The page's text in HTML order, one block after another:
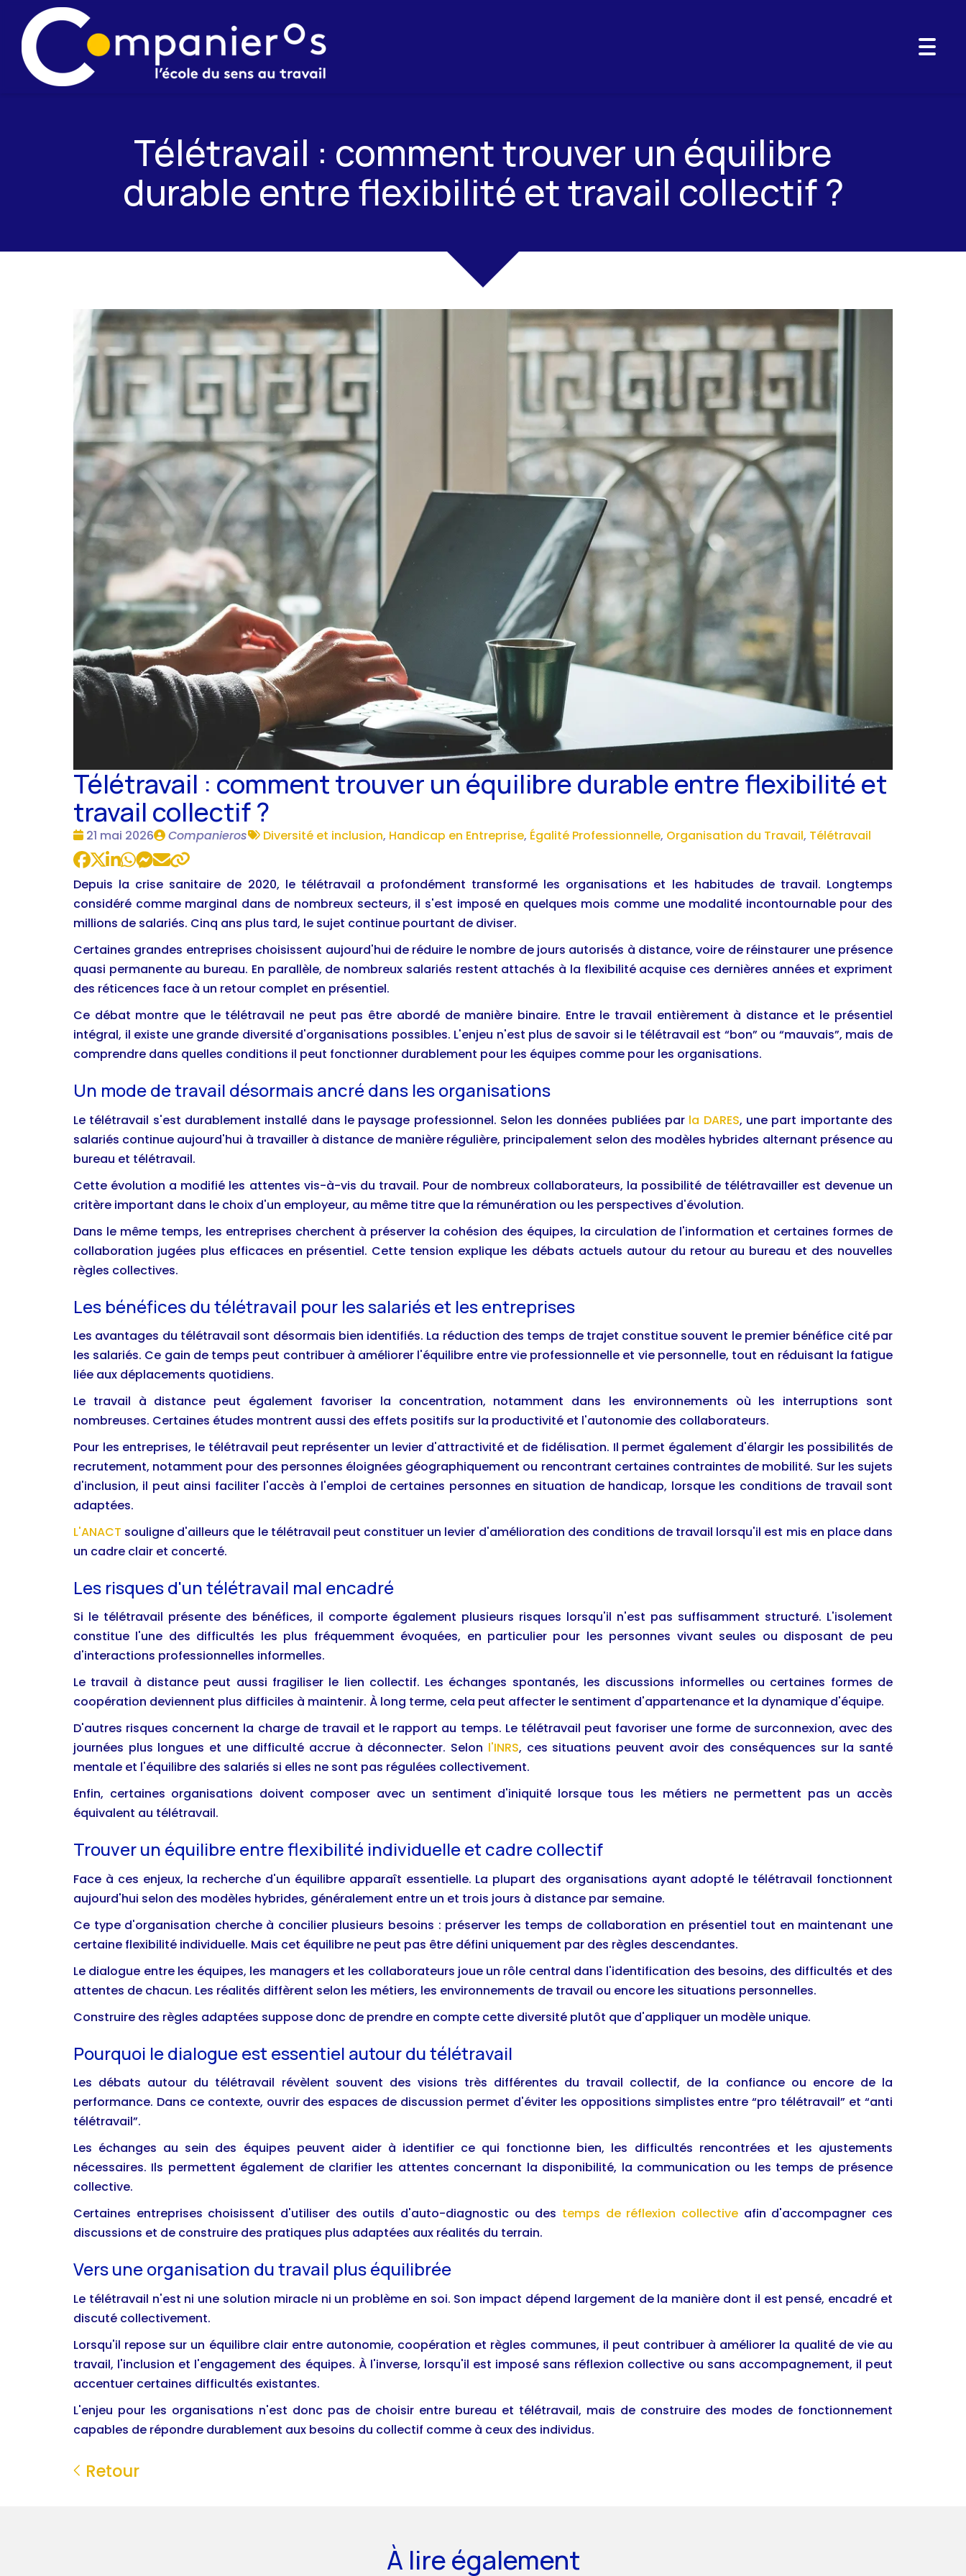
Télétravail : comment trouver un équilibre
durable entre flexibilité et travail collectif ?
Télétravail : comment trouver un équilibre durable entre flexibilité et
travail collectif ?
Date
:
21 mai 2026
Publié
par
Companieros
Tags
Diversité et inclusion, Handicap en Entreprise, Égalité Professionnelle, Organisation du Travail, Télétravail
Depuis la crise sanitaire de 2020, le télétravail a profondément transformé les organisations et les habitudes de travail. Longtemps
considéré comme marginal dans de nombreux secteurs, il s'est imposé en quelques mois comme une modalité incontournable pour des
millions de salariés. Cinq ans plus tard, le sujet continue pourtant de diviser.
Certaines grandes entreprises choisissent aujourd'hui de réduire le nombre de jours autorisés à distance, voire de réinstaurer une présence
quasi permanente au bureau. En parallèle, de nombreux salariés restent attachés à la flexibilité acquise ces dernières années et expriment
des réticences face à un retour complet en présentiel.
Ce débat montre que le télétravail ne peut pas être abordé de manière binaire. Entre le travail entièrement à distance et le présentiel
intégral, il existe une grande diversité d'organisations possibles. L'enjeu n'est plus de savoir si le télétravail est “bon” ou “mauvais”, mais de
comprendre dans quelles conditions il peut fonctionner durablement pour les équipes comme pour les organisations.
Un mode de travail désormais ancré dans les organisations
Le télétravail s'est durablement installé dans le paysage professionnel. Selon les données publiées par la DARES, une part importante des
salariés continue aujourd'hui à travailler à distance de manière régulière, principalement selon des modèles hybrides alternant présence au
bureau et télétravail.
Cette évolution a modifié les attentes vis-à-vis du travail. Pour de nombreux collaborateurs, la possibilité de télétravailler est devenue un
critère important dans le choix d'un employeur, au même titre que la rémunération ou les perspectives d'évolution.
Dans le même temps, les entreprises cherchent à préserver la cohésion des équipes, la circulation de l'information et certaines formes de
collaboration jugées plus efficaces en présentiel. Cette tension explique les débats actuels autour du retour au bureau et des nouvelles
règles collectives.
Les bénéfices du télétravail pour les salariés et les entreprises
Les avantages du télétravail sont désormais bien identifiés. La réduction des temps de trajet constitue souvent le premier bénéfice cité par
les salariés. Ce gain de temps peut contribuer à améliorer l'équilibre entre vie professionnelle et vie personnelle, tout en réduisant la fatigue
liée aux déplacements quotidiens.
Le travail à distance peut également favoriser la concentration, notamment dans les environnements où les interruptions sont
nombreuses. Certaines études montrent aussi des effets positifs sur la productivité et l'autonomie des collaborateurs.
Pour les entreprises, le télétravail peut représenter un levier d'attractivité et de fidélisation. Il permet également d'élargir les possibilités de
recrutement, notamment pour des personnes éloignées géographiquement ou rencontrant certaines contraintes de mobilité. Sur les sujets
d'inclusion, il peut ainsi faciliter l'accès à l'emploi de certaines personnes en situation de handicap, lorsque les conditions de travail sont
adaptées.
L'ANACT souligne d'ailleurs que le télétravail peut constituer un levier d'amélioration des conditions de travail lorsqu'il est mis en place dans
un cadre clair et concerté.
Les risques d'un télétravail mal encadré
Si le télétravail présente des bénéfices, il comporte également plusieurs risques lorsqu'il n'est pas suffisamment structuré. L'isolement
constitue l'une des difficultés les plus fréquemment évoquées, en particulier pour les personnes vivant seules ou disposant de peu
d'interactions professionnelles informelles.
Le travail à distance peut aussi fragiliser le lien collectif. Les échanges spontanés, les discussions informelles ou certaines formes de
coopération deviennent plus difficiles à maintenir. À long terme, cela peut affecter le sentiment d'appartenance et la dynamique d'équipe.
D'autres risques concernent la charge de travail et le rapport au temps. Le télétravail peut favoriser une forme de surconnexion, avec des
journées plus longues et une difficulté accrue à déconnecter. Selon l'INRS, ces situations peuvent avoir des conséquences sur la santé
mentale et l'équilibre des salariés si elles ne sont pas régulées collectivement.
Enfin, certaines organisations doivent composer avec un sentiment d'iniquité lorsque tous les métiers ne permettent pas un accès
équivalent au télétravail.
Trouver un équilibre entre flexibilité individuelle et cadre collectif
Face à ces enjeux, la recherche d'un équilibre apparaît essentielle. La plupart des organisations ayant adopté le télétravail fonctionnent
aujourd'hui selon des modèles hybrides, généralement entre un et trois jours à distance par semaine.
Ce type d'organisation cherche à concilier plusieurs besoins : préserver les temps de collaboration en présentiel tout en maintenant une
certaine flexibilité individuelle. Mais cet équilibre ne peut pas être défini uniquement par des règles descendantes.
Le dialogue entre les équipes, les managers et les collaborateurs joue un rôle central dans l'identification des besoins, des difficultés et des
attentes de chacun. Les réalités diffèrent selon les métiers, les environnements de travail ou encore les situations personnelles.
Construire des règles adaptées suppose donc de prendre en compte cette diversité plutôt que d'appliquer un modèle unique.
Pourquoi le dialogue est essentiel autour du télétravail
Les débats autour du télétravail révèlent souvent des visions très différentes du travail collectif, de la confiance ou encore de la
performance. Dans ce contexte, ouvrir des espaces de discussion permet d'éviter les oppositions simplistes entre “pro télétravail” et “anti
télétravail”.
Les échanges au sein des équipes peuvent aider à identifier ce qui fonctionne bien, les difficultés rencontrées et les ajustements
nécessaires. Ils permettent également de clarifier les attentes concernant la disponibilité, la communication ou les temps de présence
collective.
Certaines entreprises choisissent d'utiliser des outils d'auto-diagnostic ou des temps de réflexion collective afin d'accompagner ces
discussions et de construire des pratiques plus adaptées aux réalités du terrain.
Vers une organisation du travail plus équilibrée
Le télétravail n'est ni une solution miracle ni un problème en soi. Son impact dépend largement de la manière dont il est pensé, encadré et
discuté collectivement.
Lorsqu'il repose sur un équilibre clair entre autonomie, coopération et règles communes, il peut contribuer à améliorer la qualité de vie au
travail, l'inclusion et l'engagement des équipes. À l'inverse, lorsqu'il est imposé sans réflexion collective ou sans accompagnement, il peut
accentuer certaines difficultés existantes.
L'enjeu pour les organisations n'est donc pas de choisir entre bureau et télétravail, mais de construire des modes de fonctionnement
capables de répondre durablement aux besoins du collectif comme à ceux des individus.
Retour
À lire également